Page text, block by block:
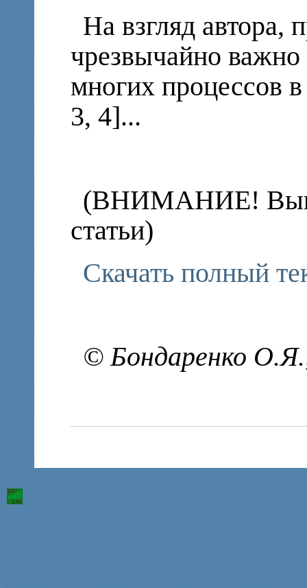
На взгляд автора,
чрезвычайно
многих процессов
3, 4]...
(ВНИМАНИЕ!
статьи)
Скачать полный
© Бондаренко